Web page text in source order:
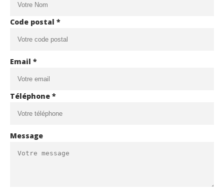
Code postal *
Email *
Téléphone *
Message